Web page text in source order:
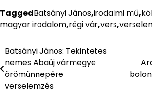
TaggedBatsányi János,irodalmi mű,
magyar irodalom,régi vár,vers,
Bejegyzés
navigáció
Batsányi János: Tekintetes
nemes Abaúj vármegye
örömünnepére
verselemzés